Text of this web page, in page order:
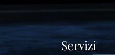
Servizi